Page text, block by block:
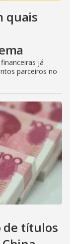
quais
já
parceiros no
de títulos